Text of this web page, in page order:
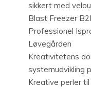
sikkert med
Blast Freezer
Professionel
Løvegården
Kreativitetens
systemudvikling
Kreative perler